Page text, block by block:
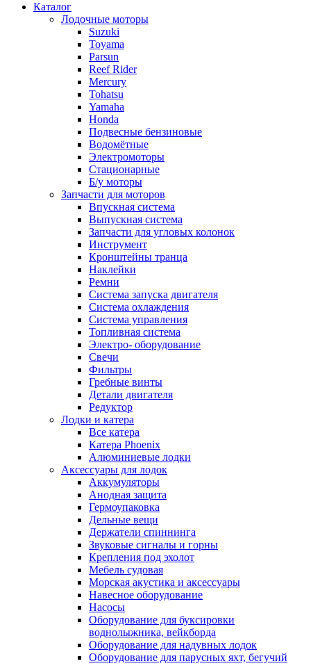
Каталог
Лодочные моторы
Suzuki
Toyama
Parsun
Reef Rider
Mercury
Tohatsu
Yamaha
Honda
Подвесные бензиновые
Водомётные
Электромоторы
Стационарные
Б/у моторы
Запчасти для моторов
Впускная система
Выпускная система
Запчасти для угловых колонок
Инструмент
Кронштейны транца
Наклейки
Ремни
Система запуска двигателя
Система охлаждения
Система управления
Топливная система
Электро- оборудование
Свечи
Фильтры
Гребные винты
Детали двигателя
Редуктор
Лодки и катера
Все катера
Катера Phoenix
Алюминиевые лодки
Аксессуары для лодок
Аккумуляторы
Анодная защита
Гермоупаковка
Дельные вещи
Держатели спиннинга
Звуковые сигналы и горны
Крепления под эхолот
Мебель судовая
Морская акустика и аксессуары
Навесное оборудование
Насосы
Оборудование для буксировки
воднолыжника, вейкборда
Оборудование для надувных лодок
Оборудование для парусных яхт, бегучий